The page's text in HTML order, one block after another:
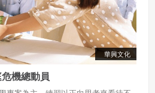
華興文化
機總動員